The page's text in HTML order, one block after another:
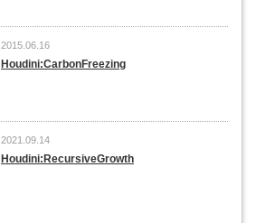
2015.06.16
Houdini:CarbonFreezing
2021.09.14
Houdini:RecursiveGrowth